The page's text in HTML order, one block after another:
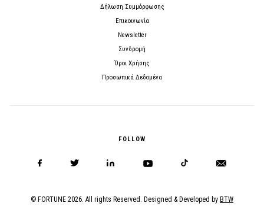
Δήλωση Συμμόρφωσης
Επικοινωνία
Newsletter
Συνδρομή
Όροι Χρήσης
Προσωπικά Δεδομένα
FOLLOW
© FORTUNE 2026. All rights Reserved. Designed & Developed by BTW